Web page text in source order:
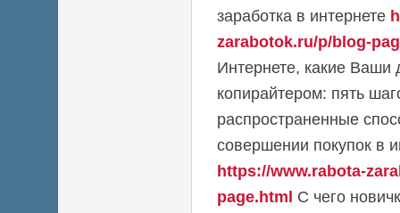
заработка в интернете
zarabotok.ru/p/blog-
Интернете, какие Ваши
копирайтером: пять
распространенные
совершении покупок в
https://www.rabota-
page.html С чего